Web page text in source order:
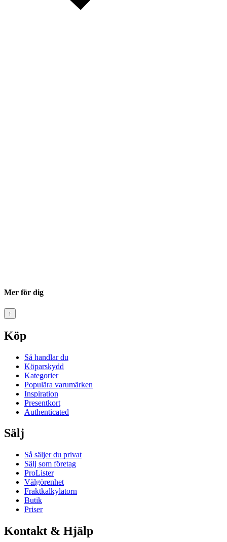
Mer för dig
↑
Köp
Så handlar du
Köparskydd
Kategorier
Populära varumärken
Inspiration
Presentkort
Authenticated
Sälj
Så säljer du privat
Sälj som företag
ProLister
Välgörenhet
Fraktkalkylatorn
Butik
Priser
Kontakt & Hjälp